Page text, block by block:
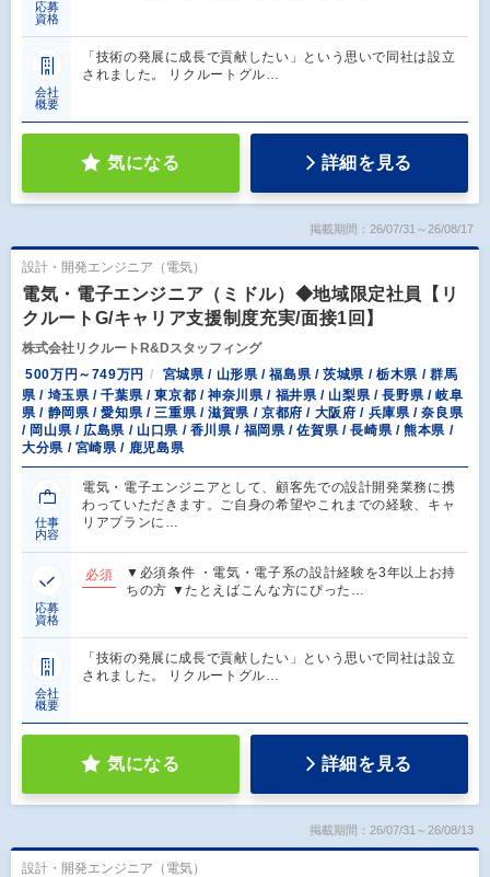
応募
資格
会社
概要
「技術の発展に成長で貢献したい」という思いで同社は設立
されました。 リクルートグル…
気になる 詳細を見る
掲載期間：26/07/31～26/08/17
設計・開発エンジニア（電気）
電気・電子エンジニア（ミドル）◆地域限定社員【リ
クルートG/キャリア支援制度充実/面接1回】
株式会社リクルートR&Dスタッフィング
500万円～749万円
宮城県 / 山形県 / 福島県 / 茨城県 / 栃木県 / 群馬
県 / 埼玉県 / 千葉県 / 東京都 / 神奈川県 / 福井県 / 山梨県 / 長野県 / 岐阜
県 / 静岡県 / 愛知県 / 三重県 / 滋賀県 / 京都府 / 大阪府 / 兵庫県 / 奈良県
/ 岡山県 / 広島県 / 山口県 / 香川県 / 福岡県 / 佐賀県 / 長崎県 / 熊本県 /
大分県 / 宮崎県 / 鹿児島県
仕事
内容
電気・電子エンジニアとして、顧客先での設計開発業務に携
わっていただきます。ご自身の希望やこれまでの経験、キャ
リアプランに…
応募
資格
必須
▼必須条件 ・電気・電子系の設計経験を3年以上お持
ちの方 ▼たとえばこんな方にぴった…
会社
概要
「技術の発展に成長で貢献したい」という思いで同社は設立
されました。 リクルートグル…
気になる 詳細を見る
掲載期間：26/07/31～26/08/13
設計・開発エンジニア（電気）